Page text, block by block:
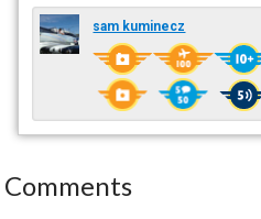
sam kuminecz
Comments